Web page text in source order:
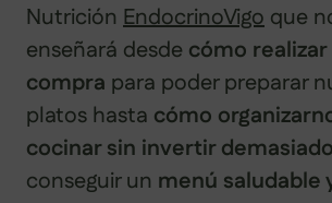
Nutrición EndocrinoVigo que
enseñará desde cómo
compra para poder preparar
platos hasta cómo
cocinar sin invertir
conseguir un menú saludable